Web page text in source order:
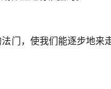
门，使我们能逐步地